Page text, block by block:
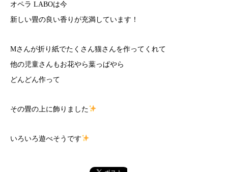
オペラ LABOは今
新しい畳の良い香りが充満しています！
Mさんが折り紙でたくさん猫さんを作ってくれて
他の児童さんもお花やら葉っぱやら
どんどん作って
その畳の上に飾りました
いろいろ遊べそうです